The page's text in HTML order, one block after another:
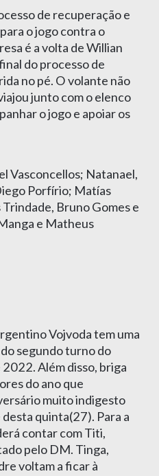
de recuperação e
o jogo contra o
é a volta de Willian
do processo de
no pé. O volante não
junto com o elenco
o jogo e apoiar os
Vasconcellos; Natanael,
Porfírio; Matías
Bruno Gomes e
e Matheus
Vojvoda tem uma
segundo turno do
Além disso, briga
do ano que
muito indigesto
quinta(27). Para a
contar com Titi,
pelo DM. Tinga,
voltam a ficar à